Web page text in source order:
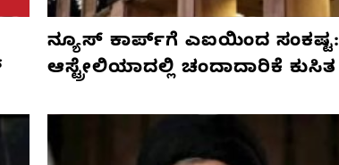
ನ್ಯೂಸ್ ಕಾರ್ಪ್‌ಗೆ ಎಐಯಿಂದ ಸಂಕಷ್ಟ:
ಆಸ್ಟ್ರೇಲಿಯಾದಲ್ಲಿ ಚಂದಾದಾರಿಕೆ ಕುಸಿತ